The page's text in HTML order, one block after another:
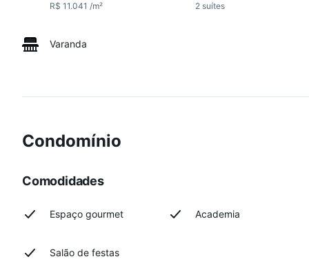
R$ 11.041 /m² 2 suítes
Varanda
Condomínio
Comodidades
Espaço gourmet Academia
Salão de festas